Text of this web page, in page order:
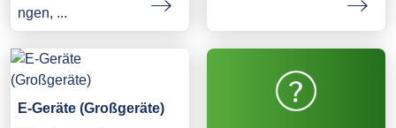
ngen, ...
E-Geräte (Großgeräte)